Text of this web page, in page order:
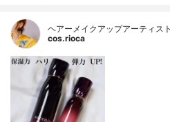
ヘアーメイクアップアーティスト
cos.rioca